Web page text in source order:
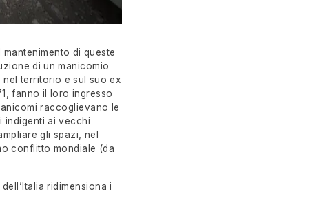
di queste
di un manicomio
territorio e sul suo ex
fanno il loro ingresso
raccoglievano le
indigenti ai vecchi
gli spazi, nel
conflitto mondiale (da
ridimensiona i